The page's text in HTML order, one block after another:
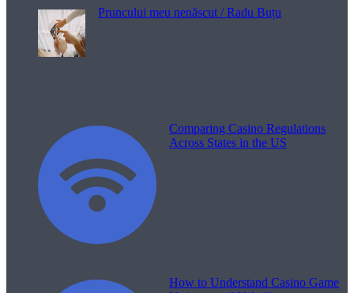
Pruncului meu nenăscut / Radu Buțu
Comparing Casino Regulations
Across States in the US
How to Understand Casino Game